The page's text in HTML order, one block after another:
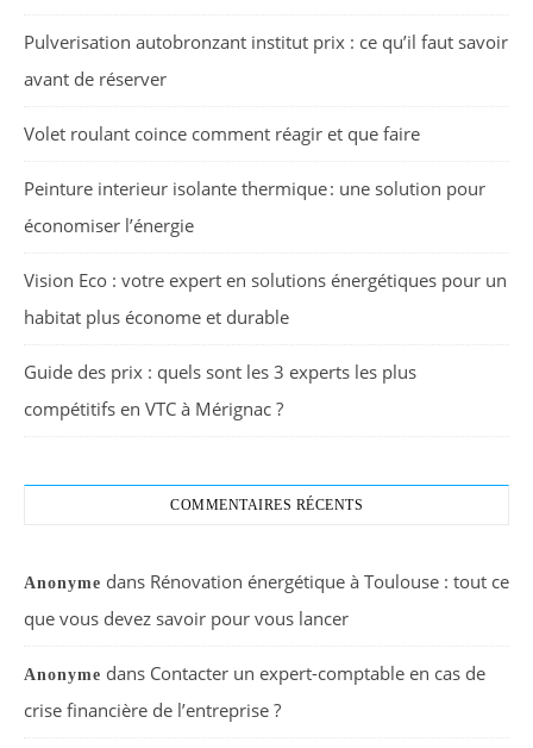
Pulverisation autobronzant institut prix : ce qu’il faut savoir
avant de réserver
Volet roulant coince comment réagir et que faire
Peinture interieur isolante thermique : une solution pour
économiser l’énergie
Vision Eco : votre expert en solutions énergétiques pour un
habitat plus économe et durable
Guide des prix : quels sont les 3 experts les plus
compétitifs en VTC à Mérignac ?
COMMENTAIRES RÉCENTS
Anonyme dans Rénovation énergétique à Toulouse : tout ce
que vous devez savoir pour vous lancer
Anonyme dans Contacter un expert-comptable en cas de
crise financière de l’entreprise ?